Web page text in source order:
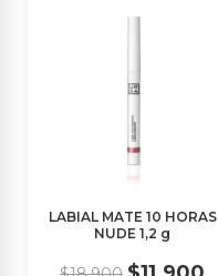
LABIAL MATE 10 HORAS
NUDE 1,2 g